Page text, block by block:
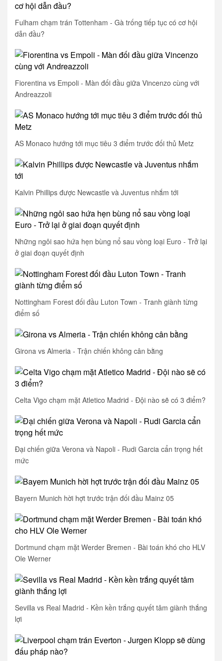
Fulham chạm trán Tottenham - Gà trống tiếp tục có cơ hội
dẫn đầu?
Fiorentina vs Empoli - Màn đối đầu giữa Vincenzo cùng với
Andreazzoli
AS Monaco hướng tới mục tiêu 3 điểm trước đối thủ Metz
Kalvin Phillips được Newcastle và Juventus nhắm tới
Những ngôi sao hứa hẹn bùng nổ sau vòng loại Euro - Trở lại
ở giai đoạn quyết định
Nottingham Forest đối đầu Luton Town - Tranh giành từng
điểm số
Girona vs Almeria - Trận chiến không cân bằng
Celta Vigo chạm mặt Atletico Madrid - Đội nào sẽ có 3 điểm?
Đại chiến giữa Verona và Napoli - Rudi Garcia cẩn trọng hết
mức
Bayern Munich hời hợt trước trận đối đầu Mainz 05
Dortmund chạm mặt Werder Bremen - Bài toán khó cho HLV
Ole Werner
Sevilla vs Real Madrid - Kền kền trắng quyết tâm giành thắng
lợi